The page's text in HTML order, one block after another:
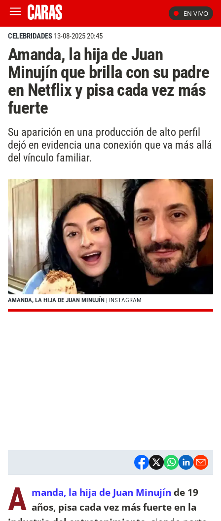
EN VIVO
CELEBRIDADES 13-08-2025 20:45
Amanda, la hija de Juan
Minujín que brilla con su padre
en Netflix y pisa cada vez más
fuerte
Su aparición en una producción de alto perfil
dejó en evidencia una conexión que va más allá
del vínculo familiar.
AMANDA, LA HIJA DE JUAN MINUJÍN | INSTAGRAM
A manda, la hija de Juan Minujín de 19
años, pisa cada vez más fuerte en la